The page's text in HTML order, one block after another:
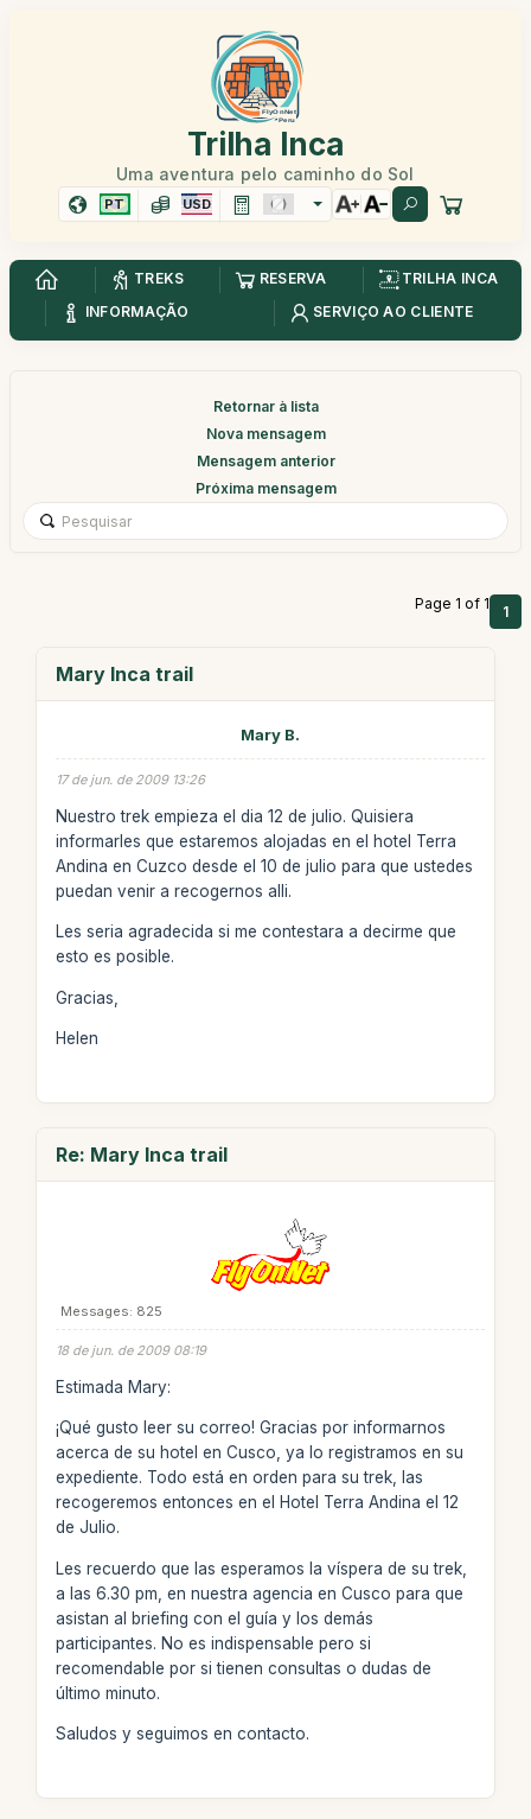
Trilha Inca
Uma aventura pelo caminho do Sol
PT USD
TREKS RESERVA
TRILHA INCA
INFORMAÇÃO
SERVIÇO AO CLIENTE
Retornar à lista
Nova mensagem
Mensagem anterior
Próxima mensagem
Page 1 of 1 1
Mary Inca trail
Mary B.
17 de jun. de 2009 13:26
Nuestro trek empieza el dia 12 de julio. Quisiera
informarles que estaremos alojadas en el hotel Terra
Andina en Cuzco desde el 10 de julio para que ustedes
puedan venir a recogernos alli.
Les seria agradecida si me contestara a decirme que
esto es posible.
Gracias,
Helen
Re: Mary Inca trail
Messages: 825
18 de jun. de 2009 08:19
Estimada Mary:
¡Qué gusto leer su correo! Gracias por informarnos
acerca de su hotel en Cusco, ya lo registramos en su
expediente. Todo está en orden para su trek, las
recogeremos entonces en el Hotel Terra Andina el 12
de Julio.
Les recuerdo que las esperamos la víspera de su trek,
a las 6.30 pm, en nuestra agencia en Cusco para que
asistan al briefing con el guía y los demás
participantes. No es indispensable pero si
recomendable por si tienen consultas o dudas de
último minuto.
Saludos y seguimos en contacto.